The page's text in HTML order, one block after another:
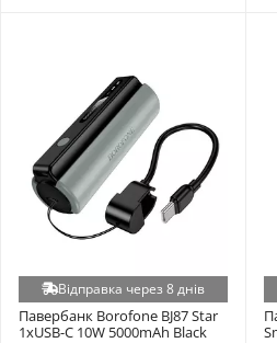
Відправка через 8 днів
Павербанк Borofone BJ87 Star
1xUSB-C 10W 5000mAh Black